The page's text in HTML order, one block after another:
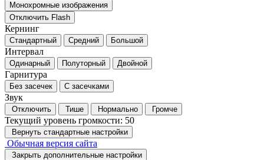
Монохромные изображения
Отключить Flash
Кернинг
Стандартный Средний Большой
Интервал
Одинарный Полуторный Двойной
Гарнитура
Без засечек С засечками
Звук
Отключить Тише Нормально Громче
Текущий уровень громкости: 50
Вернуть стандартные настройки
Обычная версия сайта
Закрыть дополнительные настройки